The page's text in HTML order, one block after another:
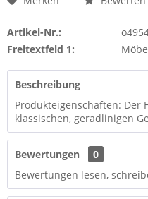
Artikel-Nr.:
Freitextfeld 1:
Beschreibung
Produkteigenschaften: Der
klassischen, geradlinigen
Bewertungen
0
Bewertungen lesen,